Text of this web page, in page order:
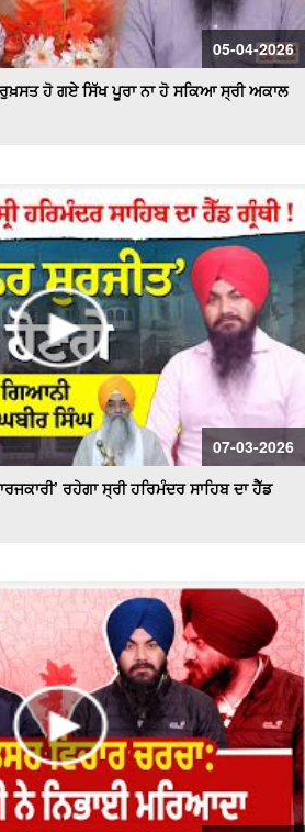
05-04-2026
ਹੋ ਗਏ ਸਿੱਖ ਪੂਰਾ ਨਾ ਹੋ ਸਕਿਆ ਸ੍ਰੀ ਅਕਾਲ
07-03-2026
ਰਹੇਗਾ ਸ੍ਰੀ ਹਰਿਮੰਦਰ ਸਾਹਿਬ ਦਾ ਹੈੱਡ